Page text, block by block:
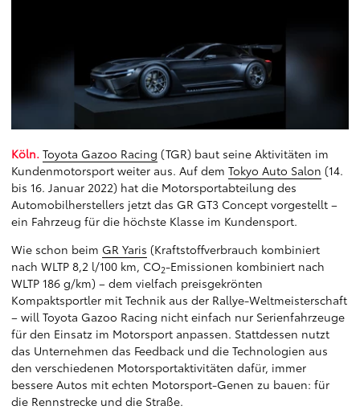
Köln. Toyota Gazoo Racing (TGR) baut seine Aktivitäten im
Kundenmotorsport weiter aus. Auf dem Tokyo Auto Salon (14.
bis 16. Januar 2022) hat die Motorsportabteilung des
Automobilherstellers jetzt das GR GT3 Concept vorgestellt –
ein Fahrzeug für die höchste Klasse im Kundensport.
Wie schon beim GR Yaris (Kraftstoffverbrauch kombiniert
nach WLTP 8,2 l/100 km, CO2-Emissionen kombiniert nach
WLTP 186 g/km) – dem vielfach preisgekrönten
Kompaktsportler mit Technik aus der Rallye-Weltmeisterschaft
– will Toyota Gazoo Racing nicht einfach nur Serienfahrzeuge
für den Einsatz im Motorsport anpassen. Stattdessen nutzt
das Unternehmen das Feedback und die Technologien aus
den verschiedenen Motorsportaktivitäten dafür, immer
bessere Autos mit echten Motorsport-Genen zu bauen: für
die Rennstrecke und die Straße.